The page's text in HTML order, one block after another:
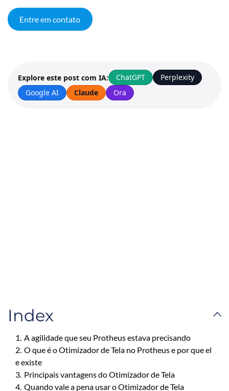
Entre em contato
Explore este post com IA: ChatGPT
Perplexity
Google AI
Claude Ora
Index
1. A agilidade que seu Protheus estava precisando
2. O que é o Otimizador de Tela no Protheus e por que el
e existe
3. Principais vantagens do Otimizador de Tela
4. Quando vale a pena usar o Otimizador de Tela